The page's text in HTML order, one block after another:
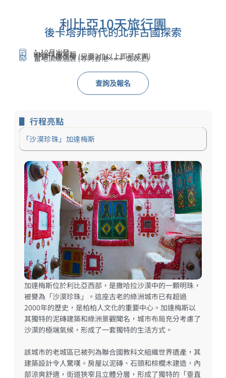
利比亞10天旅行團
後卡塔非時代的北非古國探索
1-12月出發
HK$43,900起
舒適小團出發 (只要2位以上即可成團)
當地頂級酒店 (等同香港⭐⭐⭐ 或以上)
查詢及報名
▋ 行程亮點
「沙漠珍珠」加達梅斯
加達梅斯位於利比亞西部，是撒哈拉沙漠中的一顆明珠，
被譽為「沙漠珍珠」。這座古老的綠洲城市已有超過
2000年的歷史，是柏柏人文化的重要中心。加達梅斯以
其獨特的泥磚建築和綠洲景觀聞名，城市布局充分考慮了
沙漠的極端氣候，形成了一套獨特的生活方式。
該城市的老城區已被列為聯合國教科文組織世界遺產，其
建築設計令人驚嘆。房屋以泥磚、石頭和棕櫚木建造，內
部涼爽舒適，街道狹窄且立體分層，形成了獨特的「垂直